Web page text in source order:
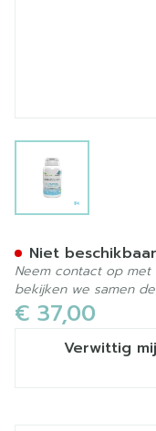
€ 37,00
Verwittig
Niet beschikbaar
Neem contact op
bekijken we samen